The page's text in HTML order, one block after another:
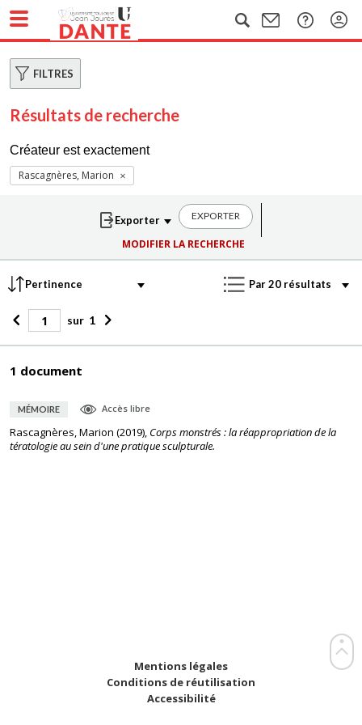
FILTRES
Résultats de recherche
Créateur est exactement
Rascagnères, Marion
EXPORTER
MODIFIER LA RECHERCHE
sur 1
1 document
MÉMOIRE Accès libre
Rascagnères, Marion (2019), Corps monstrés : la réappropriation de la
tératologie au sein d'une pratique sculpturale.
Mentions légales
Conditions de réutilisation
Accessibilité